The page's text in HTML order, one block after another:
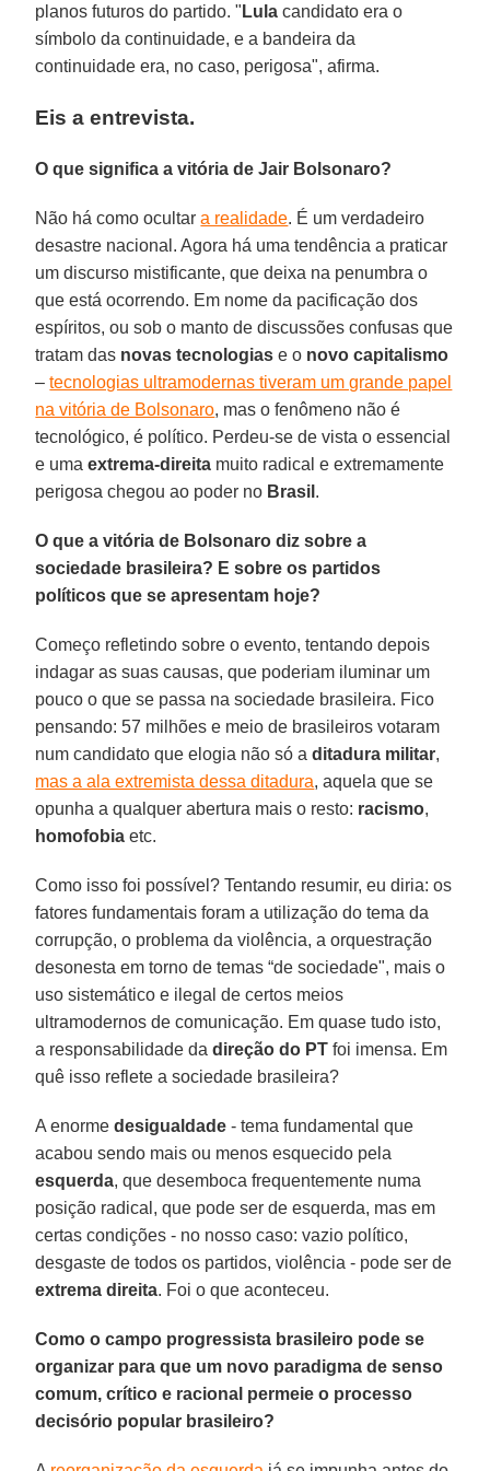
planos futuros do partido. " Lula candidato era o
símbolo da continuidade, e a bandeira da
continuidade era, no caso, perigosa", afirma.
Eis a entrevista.
O que significa a vitória de Jair Bolsonaro?
Não há como ocultara realidade. É um verdadeiro
desastre nacional. Agora há uma tendência a praticar
um discurso mistificante, que deixa na penumbra o
que está ocorrendo. Em nome da pacificação dos
espíritos, ou sob o manto de discussões confusas que
tratam das novas tecnologias e o novo capitalismo
–tecnologias ultramodernas tiveram um grande papel
na vitória de Bolsonaro, mas o fenômeno não é
tecnológico, é político. Perdeu-se de vista o essencial
e umaextrema-direita muito radical e extremamente
perigosa chegou ao poder no Brasil .
O que a vitória de Bolsonaro diz sobre a
sociedade brasileira? E sobre os partidos
políticos que se apresentam hoje?
Começo refletindo sobre o evento, tentando depois
indagar as suas causas, que poderiam iluminar um
pouco o que se passa na sociedade brasileira. Fico
pensando: 57 milhões e meio de brasileiros votaram
num candidato que elogia não só a ditadura militar,
mas a ala extremista dessa ditadura, aquela que se
opunha a qualquer abertura mais o resto: racismo,
homofobia etc.
Como isso foi possível? Tentando resumir, eu diria: os
fatores fundamentais foram a utilização do tema da
corrupção, o problema da violência, a orquestração
desonesta em torno de temas “de sociedade", mais o
uso sistemático e ilegal de certos meios
ultramodernos de comunicação. Em quase tudo isto,
a responsabilidade dadireção do PT foi imensa. Em
quê isso reflete a sociedade brasileira?
A enormedesigualdade - tema fundamental que
acabou sendo mais ou menos esquecido pela
esquerda, que desemboca frequentemente numa
posição radical, que pode ser de esquerda, mas em
certas condições - no nosso caso: vazio político,
desgaste de todos os partidos, violência - pode ser de
extrema direita. Foi o que aconteceu.
Como o campo progressista brasileiro pode se
organizar para que um novo paradigma de senso
comum, crítico e racional permeie o processo
decisório popular brasileiro?